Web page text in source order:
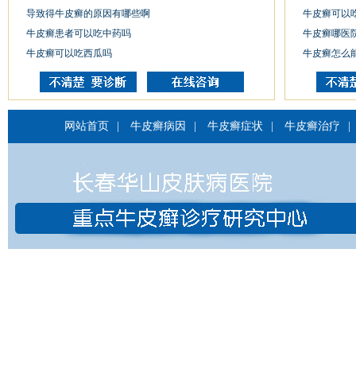
导致得牛皮癣的原因有哪些啊
牛皮癣患者可以吃中药吗
牛皮癣可以吃西瓜吗
牛皮癣可以
牛皮癣哪医
牛皮癣怎么
网站首页 牛皮癣病因 牛皮癣症状 牛皮癣治疗